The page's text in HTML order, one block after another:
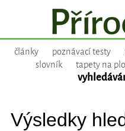
články poznávací testy
slovník
tapety na
Výsledky